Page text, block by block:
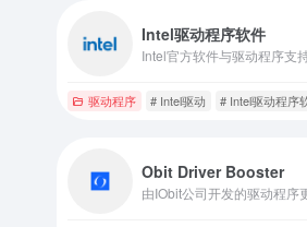
Intel驱动程序软件
Intel官方软件与驱动程序支
驱动程序 # Intel驱动 # Intel驱动程序
Obit Driver Booster